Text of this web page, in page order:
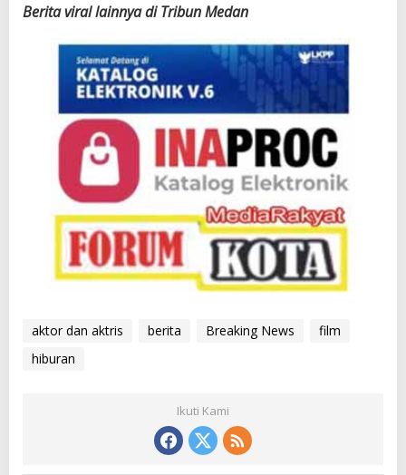
Berita viral lainnya di Tribun Medan
aktor dan aktris berita Breaking News
film
hiburan
Ikuti Kami